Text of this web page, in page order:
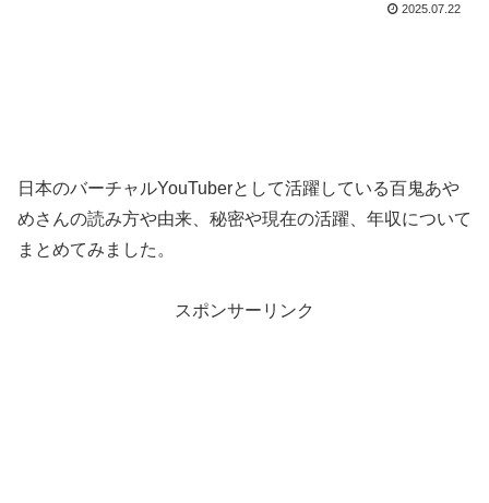
2025.07.22
日本のバーチャルYouTuberとして活躍している百鬼あや
めさんの読み方や由来、秘密や現在の活躍、年収について
まとめてみました。
スポンサーリンク